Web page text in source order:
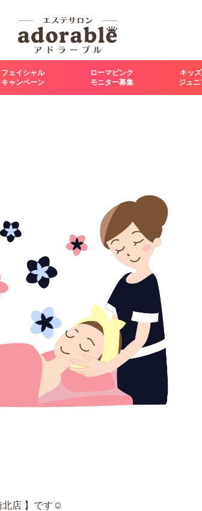
フェイシャル
キャンペーン
ローマピンク
モニター募集
キッ
ジュ
北店 】です☺